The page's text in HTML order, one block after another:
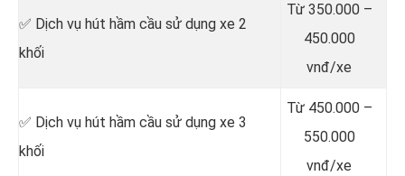
✅ Dịch vụ hút hầm cầu sử dụng xe 2
khối
Từ 350.000 –
450.000
vnđ/xe
✅ Dịch vụ hút hầm cầu sử dụng xe 3
khối
Từ 450.000 –
550.000
vnđ/xe